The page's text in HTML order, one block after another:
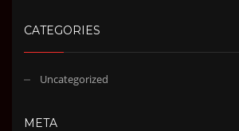
CATEGORIES
Uncategorized
META